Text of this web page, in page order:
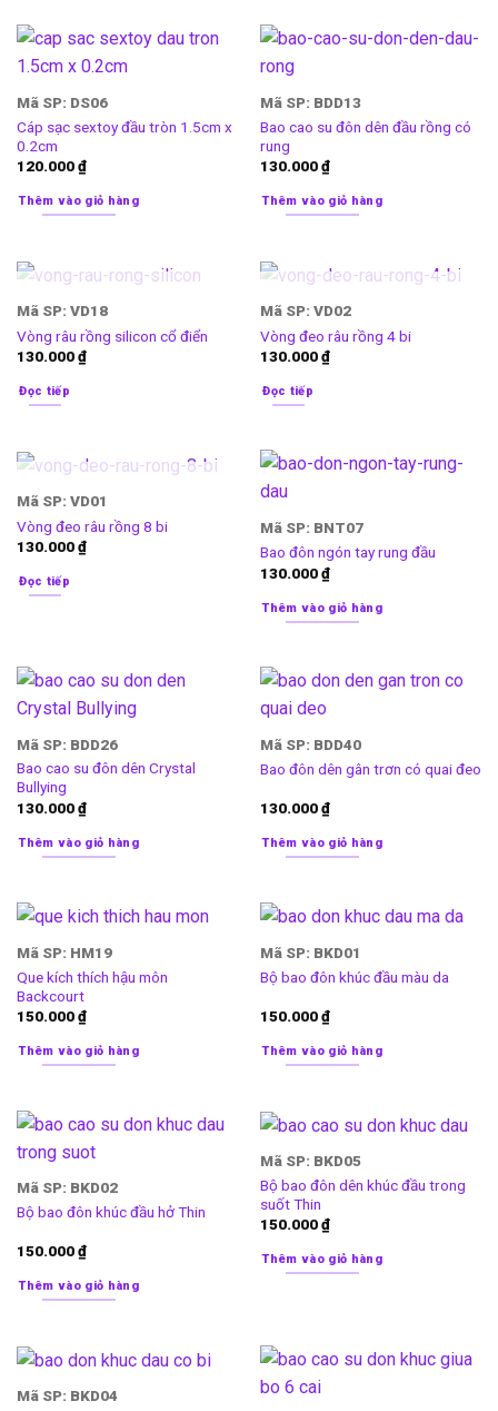
Mã SP: DS06
Cáp sạc sextoy đầu tròn 1.5cm x
0.2cm
120.000₫
Thêm vào giỏ hàng
Mã SP: BDD13
Bao cao su đôn dên đầu rồng có
rung
130.000₫
Thêm vào giỏ hàng
HẾT HÀNG
Mã SP: VD18
Vòng râu rồng silicon cổ điển
130.000₫
Đọc tiếp
HẾT HÀNG
Mã SP: VD02
Vòng đeo râu rồng 4 bi
130.000₫
Đọc tiếp
HẾT HÀNG
Mã SP: VD01
Vòng đeo râu rồng 8 bi
130.000₫
Đọc tiếp
Mã SP: BNT07
Bao đôn ngón tay rung đầu
130.000₫
Thêm vào giỏ hàng
Mã SP: BDD26
Bao cao su đôn dên Crystal
Bullying
130.000₫
Thêm vào giỏ hàng
Mã SP: BDD40
Bao đôn dên gân trơn có quai đeo
130.000₫
Thêm vào giỏ hàng
Mã SP: HM19
Que kích thích hậu môn
Backcourt
150.000₫
Thêm vào giỏ hàng
Mã SP: BKD01
Bộ bao đôn khúc đầu màu da
150.000₫
Thêm vào giỏ hàng
Mã SP: BKD02
Bộ bao đôn khúc đầu hở Thin
150.000₫
Thêm vào giỏ hàng
Mã SP: BKD05
Bộ bao đôn dên khúc đầu trong
suốt Thin
150.000₫
Thêm vào giỏ hàng
Mã SP: BKD04